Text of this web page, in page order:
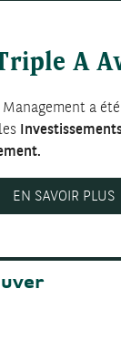
A
Management a
EN SAVOIR PLUS